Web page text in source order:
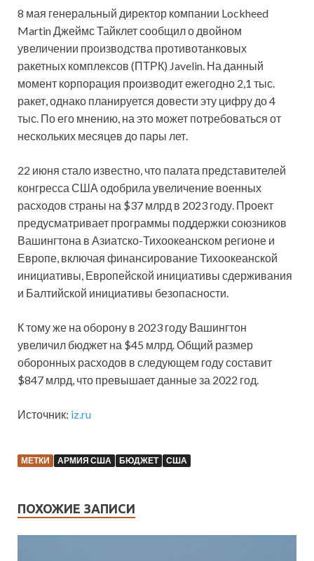
8 мая генеральный директор компании Lockheed
Martin Джеймс Тайклет сообщил о двойном
увеличении производства противотанковых
ракетных комплексов (ПТРК) Javelin. На данный
момент корпорация производит ежегодно 2,1 тыс.
ракет, однако планируется довести эту цифру до 4
тыс. По его мнению, на это может потребоваться от
нескольких месяцев до пары лет.
22 июня стало известно, что палата представителей
конгресса США одобрила увеличение военных
расходов страны на $37 млрд в 2023 году. Проект
предусматривает программы поддержки союзников
Вашингтона в Азиатско-Тихоокеанском регионе и
Европе, включая финансирование Тихоокеанской
инициативы, Европейской инициативы сдерживания
и Балтийской инициативы безопасности.
К тому же на оборону в 2023 году Вашингтон
увеличил бюджет на $45 млрд. Общий размер
оборонных расходов в следующем году составит
$847 млрд, что превышает данные за 2022 год.
Источник: iz.ru
МЕТКИ АРМИЯ США БЮДЖЕТ США
ПОХОЖИЕ ЗАПИСИ